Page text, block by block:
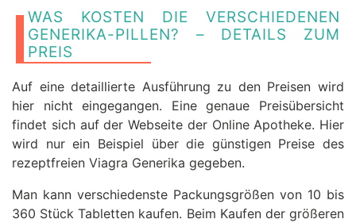
WAS KOSTEN DIE VERSCHIEDENEN
GENERIKA-PILLEN? – DETAILS ZUM
PREIS
Auf eine detaillierte Ausführung zu den Preisen wird
hier nicht eingegangen. Eine genaue Preisübersicht
findet sich auf der Webseite der Online Apotheke. Hier
wird nur ein Beispiel über die günstigen Preise des
rezeptfreien Viagra Generika gegeben.
Man kann verschiedenste Packungsgrößen von 10 bis
360 Stück Tabletten kaufen. Beim Kaufen der größeren